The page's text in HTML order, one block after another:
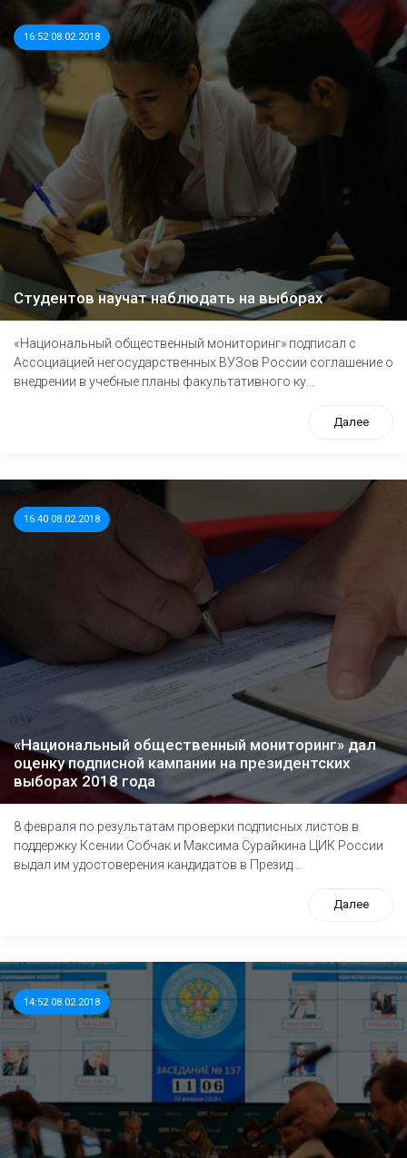
16:52 08.02.2018
Студентов научат наблюдать на выборах
«Национальный общественный мониторинг» подписал с
Ассоциацией негосударственных ВУЗов России соглашение о
внедрении в учебные планы факультативного ку...
Далее
16:40 08.02.2018
«Национальный общественный мониторинг» дал
оценку подписной кампании на президентских
выборах 2018 года
8 февраля по результатам проверки подписных листов в
поддержку Ксении Собчак и Максима Сурайкина ЦИК России
выдал им удостоверения кандидатов в Презид...
Далее
14:52 08.02.2018